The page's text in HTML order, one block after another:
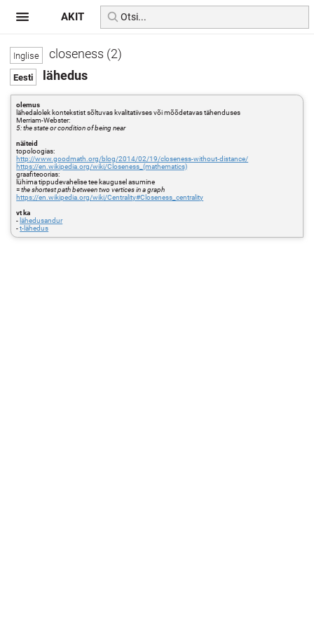
closeness (2)
lähedus
olemus
lähedalolek kontekstist sõltuvas kvalitatiivses või mõõdetavas tähenduses
Merriam-Webster:
5: the state or condition of being near
näiteid
topoloogias:
http://www.goodmath.org/blog/2014/02/19/closeness-without-distance/
https://en.wikipedia.org/wiki/Closeness_(mathematics)
graafiteoorias:
lühima tippudevahelise tee kaugusel asumine
=the shortest path between two vertices in a graph
https://en.wikipedia.org/wiki/Centrality#Closeness_centrality
vt ka
- lähedusandur
-t-lähedus
AKIT